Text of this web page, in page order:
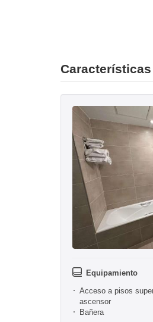
Equipamiento
Acceso a pisos
ascensor
Bañera